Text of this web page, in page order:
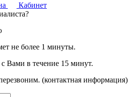
Кабинет
не более 1 минуты.
Вами в течение 15 минут.
(контактная информация)